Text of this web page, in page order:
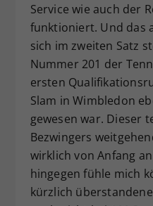
Service wie auch der
funktioniert. Und das
sich im zweiten Satz
Nummer 201 der
ersten
Slam in Wimbledon
gewesen war. Dieser
Bezwingers
wirklich von Anfang
hingegen fühle mich
kürzlich